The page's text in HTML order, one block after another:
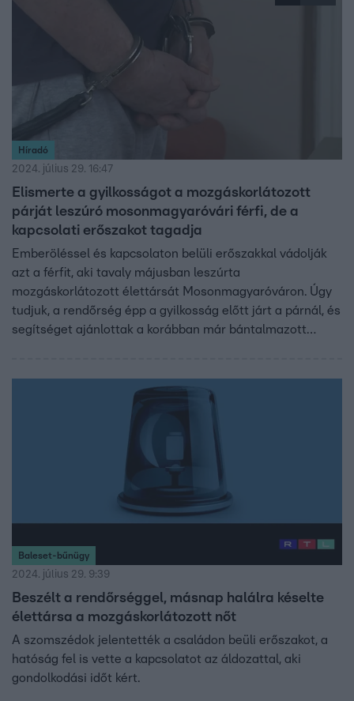
Híradó
2024. július 29. 16:47
Elismerte a gyilkosságot a mozgáskorlátozott
párját leszúró mosonmagyaróvári férfi, de a
kapcsolati erőszakot tagadja
Emberöléssel és kapcsolaton belüli erőszakkal vádolják
azt a férfit, aki tavaly májusban leszúrta
mozgáskorlátozott élettársát Mosonmagyaróváron. Úgy
tudjuk, a rendőrség épp a gyilkosság előtt járt a párnál, és
segítséget ajánlottak a korábban már bántalmazott
erőszakot azonban nem, így ősszel folytatódik a bírósági
Baleset-bűnügy
2024. július 29. 9:39
Beszélt a rendőrséggel, másnap halálra késelte
élettársa a mozgáskorlátozott nőt
A szomszédok jelentették a családon beüli erőszakot, a
hatóság fel is vette a kapcsolatot az áldozattal, aki
gondolkodási időt kért.